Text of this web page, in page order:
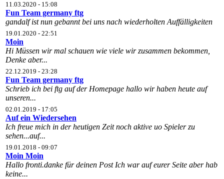
11.03.2020 - 15:08
Fun Team germany ftg
gandalf ist nun gebannt bei uns nach wiederholten Auffälligkeiten
19.01.2020 - 22:51
Moin
Hi Müssen wir mal schauen wie viele wir zusammen bekommen,
Denke aber...
22.12.2019 - 23:28
Fun Team germany ftg
Schrieb ich bei ftg auf der Homepage hallo wir haben heute auf
unseren...
02.01.2019 - 17:05
Auf ein Wiedersehen
Ich freue mich in der heutigen Zeit noch aktive uo Spieler zu
sehen...auf...
19.01.2018 - 09:07
Moin Moin
Hallo fronti.danke für deinen Post Ich war auf eurer Seite aber hab
keine...